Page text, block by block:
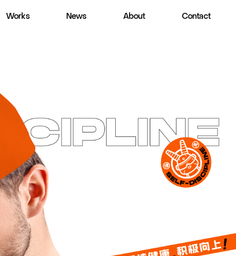
Works News About Contact